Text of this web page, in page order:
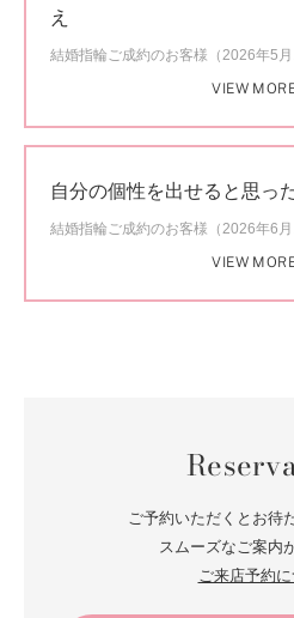
え
結婚指輪ご成約のお客様（2026年5月
VIEW
自分の個性を出せると思っ
結婚指輪ご成約のお客様（2026年6月
VIEW
ご予約いただくとお待
スムーズなご案内
ご来店予約